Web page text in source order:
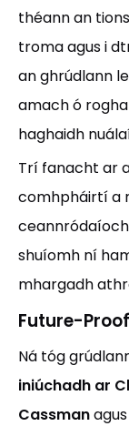
théann an
troma agus i
an ghrúdlann
amach ó
haghaidh
Trí fanacht ar
comhpháirtí a
shuíomh ní
mhargadh
Future-
Ná tóg
iniúchadh ar
Cassman